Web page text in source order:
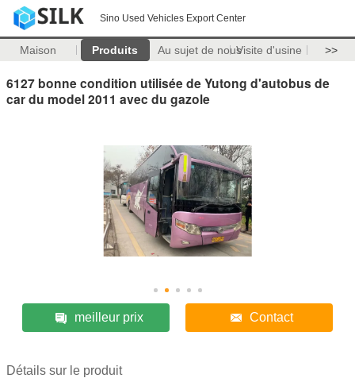
Sino Used Vehicles Export Center
Maison Produits Au sujet de nousVisite d'usine >>
6127 bonne condition utilisée de Yutong d'autobus de
car du model 2011 avec du gazole
meilleur prix Contact
Détails sur le produit